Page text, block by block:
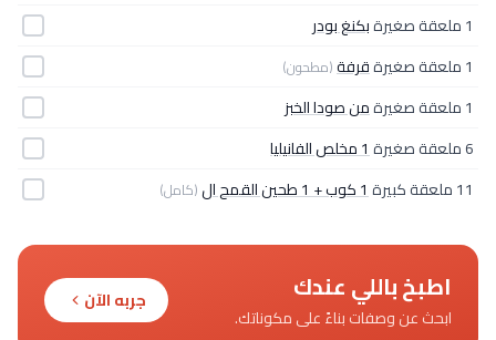
1 ملعقة صغيرة
بكنغ بودر
1 ملعقة صغيرة
قرفة(مطحون)
1 ملعقة صغيرة
من صودا الخبز
6 ملعقة صغيرة
1 مخلص الفانيليا
11 ملعقة كبيرة
1 كوب + 1 طحين القمح ال (كامل)
اطبخ باللي عندك
ابحث عن وصفات بناءً على مكوناتك.
جربه الآن